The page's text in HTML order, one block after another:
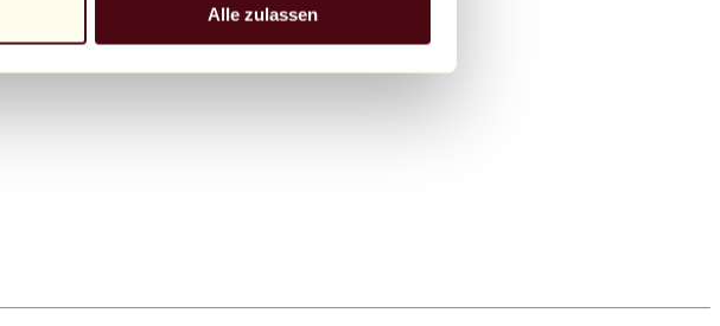
Alle zulassen